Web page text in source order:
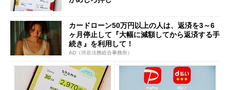
カードローン50万円以上の人は、返済を3～6
ヶ月停止して『大幅に減額してから返済する手
続き』を利用して！
AD（渋谷法務総合事務所）